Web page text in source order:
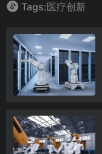
Tags:医疗创新